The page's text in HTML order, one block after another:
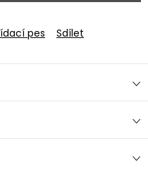
pes Sdílet